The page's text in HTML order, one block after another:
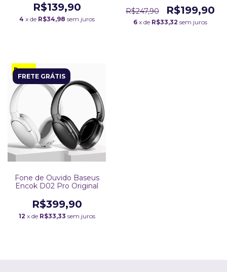
R$139,90
4 x de R$34,98 sem juros
R$247,90 R$199,90
6 x de R$33,32 sem juros
FRETE GRÁTIS
Fone de Ouvido Baseus
Encok D02 Pro Original
R$399,90
12 x de R$33,33 sem juros